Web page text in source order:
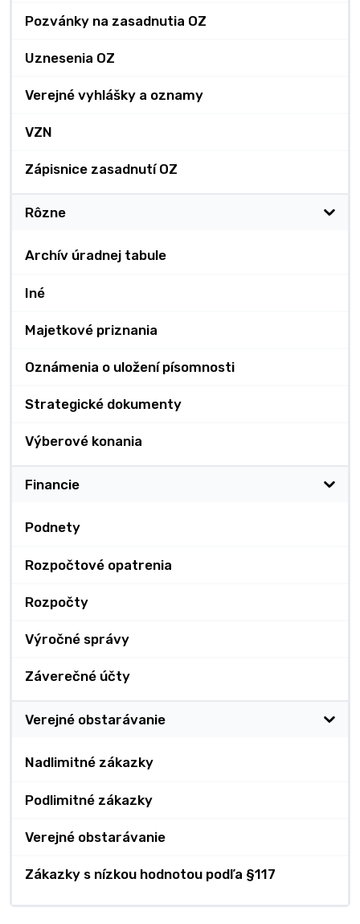
Pozvánky na zasadnutia OZ
Uznesenia OZ
Verejné vyhlášky a oznamy
VZN
Zápisnice zasadnutí OZ
Rôzne
Archív úradnej tabule
Iné
Majetkové priznania
Oznámenia o uložení písomnosti
Strategické dokumenty
Výberové konania
Financie
Podnety
Rozpočtové opatrenia
Rozpočty
Výročné správy
Záverečné účty
Verejné obstarávanie
Nadlimitné zákazky
Podlimitné zákazky
Verejné obstarávanie
Zákazky s nízkou hodnotou podľa §117